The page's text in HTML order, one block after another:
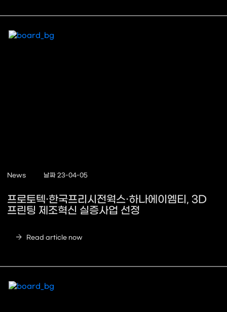
News 날짜 23-04-05
프로토텍·한국프리시전웍스·하나에이엠티, 3D
프린팅 제조혁신 실증사업 선정
arrow_forward Read article now